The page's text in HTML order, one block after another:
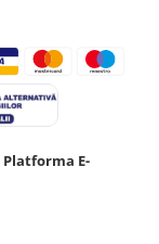
Platforma E-